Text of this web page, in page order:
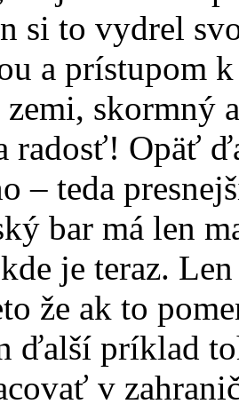
si to vydrel
a prístupom
skormný
radosť! Opäť
– teda
bar má len
je teraz.
že ak to
ďalší príklad
v